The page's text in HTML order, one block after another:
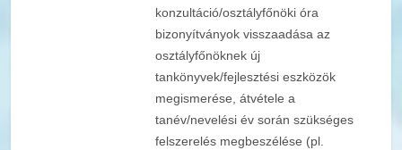
konzultáció/osztályfőnöki óra
bizonyítványok visszaadása az
osztályfőnöknek új
tankönyvek/fejlesztési eszközök
megismerése, átvétele a
tanév/nevelési év során szükséges
felszerelés megbeszélése (pl.